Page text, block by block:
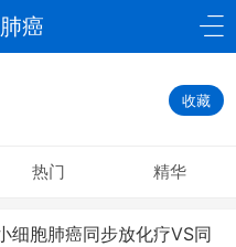
癌
收藏
热门 精华
胞肺癌同步放化疗VS同